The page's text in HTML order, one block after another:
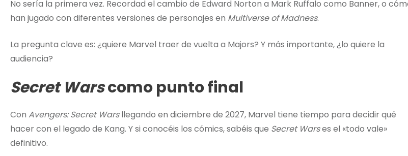
No sería la primera vez. Recordad el cambio de Edward Norton a Mark Ruffalo como Banner, o
han jugado con diferentes versiones de personajes en Multiverse of Madness.
La pregunta clave es: ¿quiere Marvel traer de vuelta a Majors? Y más importante, ¿lo quiere la
audiencia?
Secret Warscomo punto final
Con Avengers: Secret Warsllegando en diciembre de 2027, Marvel tiene tiempo para decidir qué
hacer con el legado de Kang. Y si conocéis los cómics, sabéis que Secret Warses el «todo vale»
definitivo.